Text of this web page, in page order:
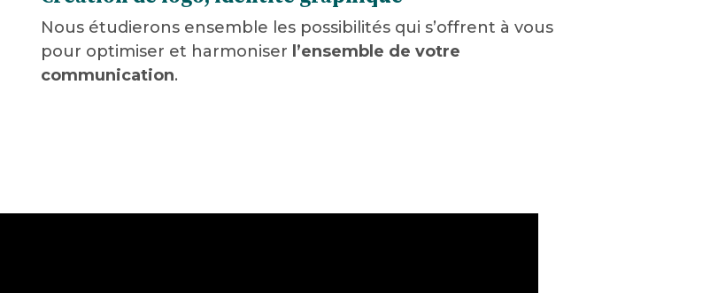
Nous étudierons ensemble les possibilités qui s’offrent à vous
pour optimiser et harmoniser l’ensemble de votre
communication.